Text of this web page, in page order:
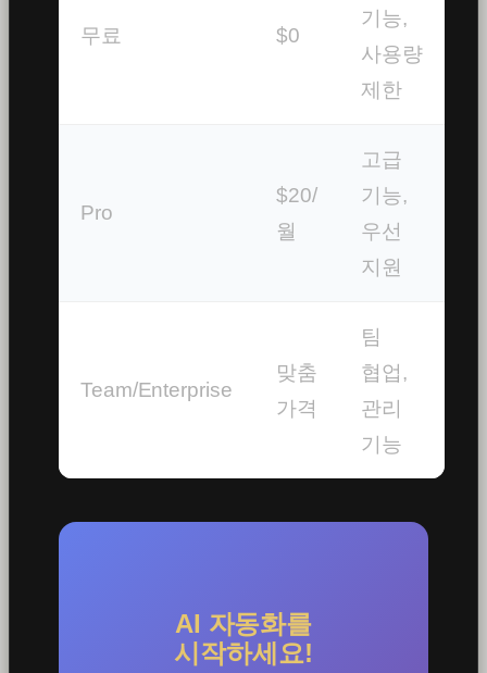
무료 $0
기능,
사용량
제한
Pro
$20/
월
고급
기능,
우선
지원
Team/Enterprise
맞춤
가격
팀
협업,
관리
기능
AI 자동화를
시작하세요!